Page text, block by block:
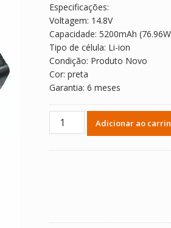
era:
R$ 655,01.
Especificações:
Voltagem: 14.8V
Capacidade: 5200mAh
Tipo de célula: Li-ion
Condição: Produto Novo
Cor: preta
Garantia: 6 meses
Bateria
Notebook
Adicionar ao